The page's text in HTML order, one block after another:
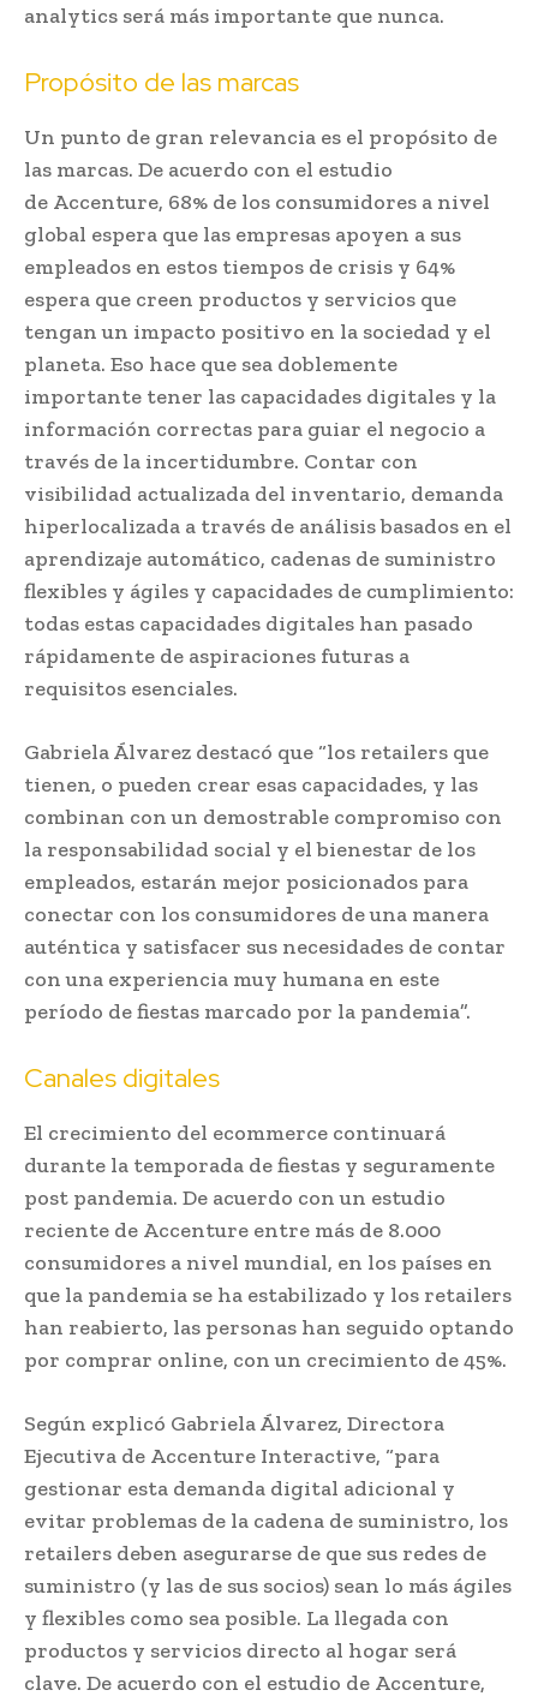
analytics será más importante que nunca.
Propósito de las marcas
Un punto de gran relevancia es el propósito de
las marcas. De acuerdo con el estudio
de Accenture, 68% de los consumidores a nivel
global espera que las empresas apoyen a sus
empleados en estos tiempos de crisis y 64%
espera que creen productos y servicios que
tengan un impacto positivo en la sociedad y el
planeta. Eso hace que sea doblemente
importante tener las capacidades digitales y la
información correctas para guiar el negocio a
través de la incertidumbre. Contar con
visibilidad actualizada del inventario, demanda
hiperlocalizada a través de análisis basados en el
aprendizaje automático, cadenas de suministro
flexibles y ágiles y capacidades de cumplimiento:
todas estas capacidades digitales han pasado
rápidamente de aspiraciones futuras a
requisitos esenciales.
Gabriela Álvarez destacó que “los retailers que
tienen, o pueden crear esas capacidades, y las
combinan con un demostrable compromiso con
la responsabilidad social y el bienestar de los
empleados, estarán mejor posicionados para
conectar con los consumidores de una manera
auténtica y satisfacer sus necesidades de contar
con una experiencia muy humana en este
período de fiestas marcado por la pandemia”.
Canales digitales
El crecimiento del ecommerce continuará
durante la temporada de fiestas y seguramente
post pandemia. De acuerdo con un estudio
reciente de Accenture entre más de 8.000
consumidores a nivel mundial, en los países en
que la pandemia se ha estabilizado y los retailers
han reabierto, las personas han seguido optando
por comprar online, con un crecimiento de 45%.
Según explicó Gabriela Álvarez, Directora
Ejecutiva de Accenture Interactive, “para
gestionar esta demanda digital adicional y
evitar problemas de la cadena de suministro, los
retailers deben asegurarse de que sus redes de
suministro (y las de sus socios) sean lo más ágiles
y flexibles como sea posible. La llegada con
productos y servicios directo al hogar será
clave. De acuerdo con el estudio de Accenture,